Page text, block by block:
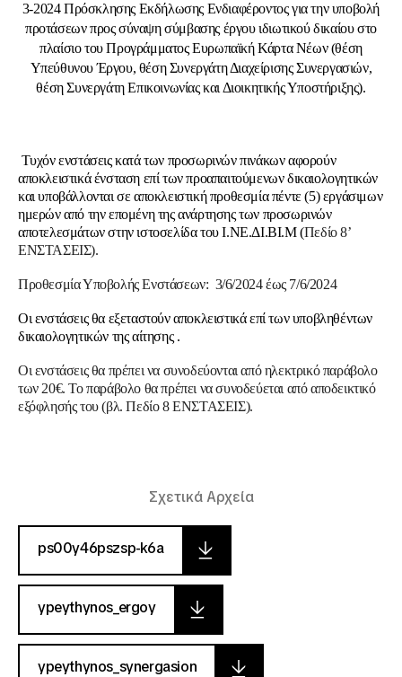
3-2024 Πρόσκλησης Εκδήλωσης Ενδιαφέροντος για την υποβολή
προτάσεων προς σύναψη σύμβασης έργου ιδιωτικού δικαίου στο
πλαίσιο του Προγράμματος Ευρωπαϊκή Κάρτα Νέων (θέση
Υπεύθυνου Έργου, θέση Συνεργάτη Διαχείρισης Συνεργασιών,
θέση Συνεργάτη Επικοινωνίας και Διοικητικής Υποστήριξης).
Τυχόν ενστάσεις κατά των προσωρινών πινάκων αφορούν
αποκλειστικά ένσταση επί των προαπαιτούμενων δικαιολογητικών
και υποβάλλονται σε αποκλειστική προθεσμία πέντε (5) εργάσιμων
ημερών από την επομένη της ανάρτησης των προσωρινών
αποτελεσμάτων στην ιστοσελίδα του Ι.ΝΕ.ΔΙ.ΒΙ.Μ(Πεδίο 8’
ΕΝΣΤΑΣΕΙΣ).
Προθεσμία Υποβολής Ενστάσεων: 3/6/2024 έως 7/6/2024
Οι ενστάσεις θα εξεταστούν αποκλειστικά επί των υποβληθέντων
δικαιολογητικών της αίτησης .
Οι ενστάσεις θα πρέπει να συνοδεύονται από ηλεκτρικό παράβολο
των 20€. Το παράβολο θα πρέπει να συνοδεύεται από αποδεικτικό
εξόφλησής του(βλ. Πεδίο 8 ΕΝΣΤΑΣΕΙΣ).
Σχετικά Αρχεία
ps00y46pszsp-k6a
ypeythynos_ergoy
ypeythynos_synergasion